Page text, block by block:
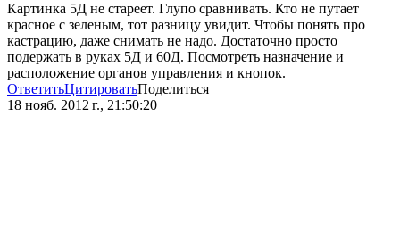
Картинка 5Д не стареет. Глупо сравнивать. Кто не путает
красное с зеленым, тот разницу увидит. Чтобы понять про
кастрацию, даже снимать не надо. Достаточно просто
подержать в руках 5Д и 60Д. Посмотреть назначение и
расположение органов управления и кнопок.
ОтветитьЦитироватьПоделиться
18 нояб. 2012 г., 21:50:20